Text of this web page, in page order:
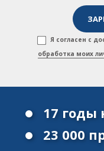
Я согласен с
обработка моих
17 годы
23 000